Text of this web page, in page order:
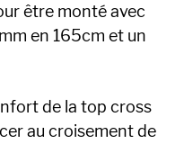
être monté avec
en 165cm et un
de la top cross
au croisement de